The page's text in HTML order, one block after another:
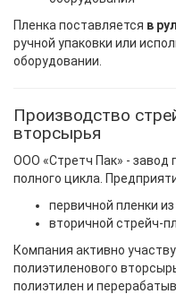
Пленка поставляется в
ручной упаковки или
оборудовании.
Производство
вторсырья
ООО «Стретч Пак» - завод
полного цикла.
первичной пленки
вторичной стрейч-
Компания активно
полиэтиленового
полиэтилен и